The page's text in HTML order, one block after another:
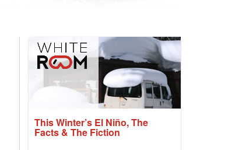
This Winter’s El Niño, The
Facts & The Fiction